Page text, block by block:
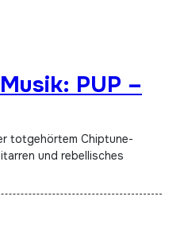
PUP –
und rebellisches